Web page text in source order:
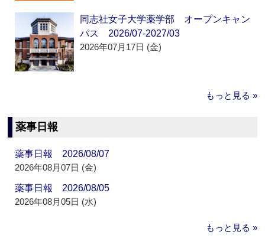
同志社女子大学薬学部 オープンキャン
パス 2026/07-2027/03
2026年07月17日 (金)
もっと見る »
薬事日報
薬事日報 2026/08/07
2026年08月07日 (金)
薬事日報 2026/08/05
2026年08月05日 (水)
もっと見る »